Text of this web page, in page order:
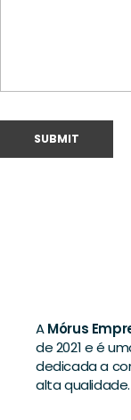
AMórus
de 2021 e é
dedicada a
alta qualidade.